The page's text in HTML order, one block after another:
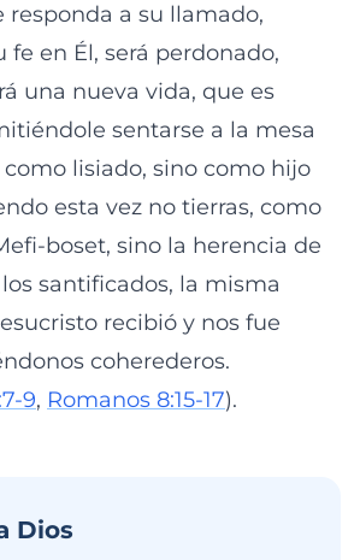
responda a su llamado,
fe en Él, será perdonado,
una nueva vida, que es
sentarse a la mesa
lisiado, sino como hijo
esta vez no tierras, como
boset, sino la herencia de
santificados, la misma
recibió y nos fue
coherederos.
9, Romanos 8:15-17).
Dios